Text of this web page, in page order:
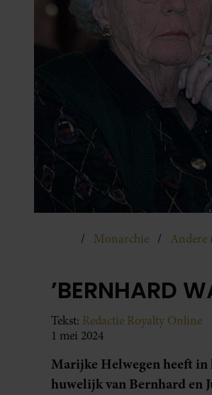
Monarchie Andere
’BERNHARD
Tekst: Redactie Royalty Online
1 mei 2024
Marijke Helwegen heeft in
huwelijk van Bernhard en